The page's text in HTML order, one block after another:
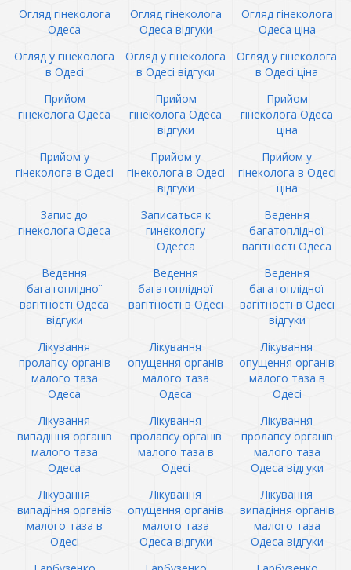
Огляд гінеколога
Одеса
Огляд гінеколога
Одеса відгуки
Огляд гінеколога
Одеса ціна
Огляд у гінеколога
в Одесі
Огляд у гінеколога
в Одесі відгуки
Огляд у гінеколога
в Одесі ціна
Прийом
гінеколога Одеса
Прийом
гінеколога Одеса
відгуки
Прийом
гінеколога Одеса
ціна
Прийом у
гінеколога в Одесі
Прийом у
гінеколога в Одесі
відгуки
Прийом у
гінеколога в Одесі
ціна
Запис до
гінеколога Одеса
Записаться к
гинекологу
Одесса
Ведення
багатоплідної
вагітності Одеса
Ведення
багатоплідної
вагітності Одеса
відгуки
Ведення
багатоплідної
вагітності в Одесі
Ведення
багатоплідної
вагітності в Одесі
відгуки
Лікування
пролапсу органів
малого таза
Одеса
Лікування
опущення органів
малого таза
Одеса
Лікування
опущення органів
малого таза в
Одесі
Лікування
випадіння органів
малого таза
Одеса
Лікування
пролапсу органів
малого таза в
Одесі
Лікування
пролапсу органів
малого таза
Одеса відгуки
Лікування
випадіння органів
малого таза в
Одесі
Лікування
опущення органів
малого таза
Одеса відгуки
Лікування
випадіння органів
малого таза
Одеса відгуки